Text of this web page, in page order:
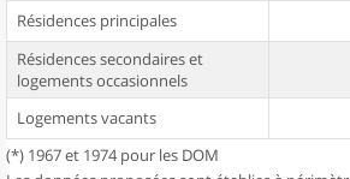
Résidences principales
Résidences secondaires et
logements occasionnels
Logements vacants
(*) 1967 et 1974 pour les DOM